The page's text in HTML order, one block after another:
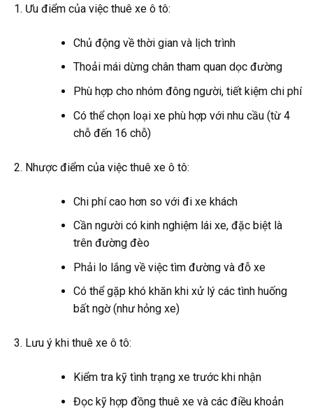
Ưu điểm của việc thuê xe ô tô:
Chủ động về thời gian và lịch trình
Thoải mái dừng chân tham quan dọc đường
Phù hợp cho nhóm đông người, tiết kiệm chi phí
Có thể chọn loại xe phù hợp với nhu cầu (từ 4
chỗ đến 16 chỗ)
Nhược điểm của việc thuê xe ô tô:
Chi phí cao hơn so với đi xe khách
Cần người có kinh nghiệm lái xe, đặc biệt là
trên đường đèo
Phải lo lắng về việc tìm đường và đỗ xe
Có thể gặp khó khăn khi xử lý các tình huống
bất ngờ (như hỏng xe)
Lưu ý khi thuê xe ô tô:
Kiểm tra kỹ tình trạng xe trước khi nhận
Đọc kỹ hợp đồng thuê xe và các điều khoản